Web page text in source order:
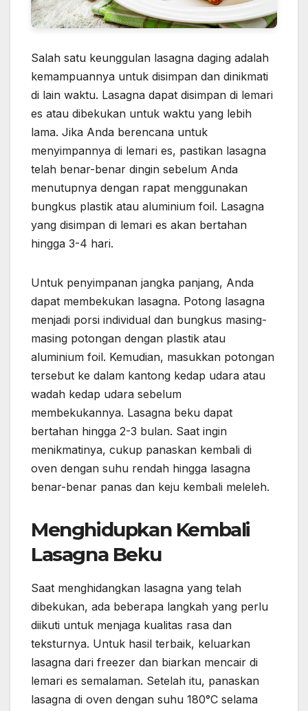
Salah satu keunggulan lasagna daging adalah
kemampuannya untuk disimpan dan dinikmati
di lain waktu. Lasagna dapat disimpan di lemari
es atau dibekukan untuk waktu yang lebih
lama. Jika Anda berencana untuk
menyimpannya di lemari es, pastikan lasagna
telah benar-benar dingin sebelum Anda
menutupnya dengan rapat menggunakan
bungkus plastik atau aluminium foil. Lasagna
yang disimpan di lemari es akan bertahan
hingga 3-4 hari.
Untuk penyimpanan jangka panjang, Anda
dapat membekukan lasagna. Potong lasagna
menjadi porsi individual dan bungkus masing-
masing potongan dengan plastik atau
aluminium foil. Kemudian, masukkan potongan
tersebut ke dalam kantong kedap udara atau
wadah kedap udara sebelum
membekukannya. Lasagna beku dapat
bertahan hingga 2-3 bulan. Saat ingin
menikmatinya, cukup panaskan kembali di
oven dengan suhu rendah hingga lasagna
benar-benar panas dan keju kembali meleleh.
Menghidupkan Kembali
Lasagna Beku
Saat menghidangkan lasagna yang telah
dibekukan, ada beberapa langkah yang perlu
diikuti untuk menjaga kualitas rasa dan
teksturnya. Untuk hasil terbaik, keluarkan
lasagna dari freezer dan biarkan mencair di
lemari es semalaman. Setelah itu, panaskan
lasagna di oven dengan suhu 180°C selama